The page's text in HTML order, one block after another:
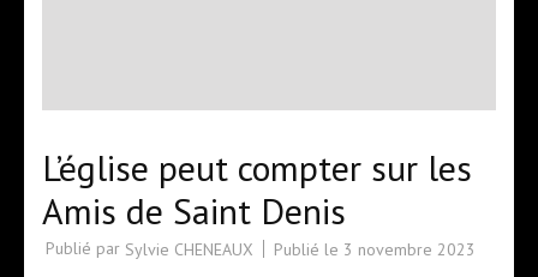
L’église peut compter sur les
Amis de Saint Denis
Publié par Sylvie CHENEAUX Publié le 3 novembre 2023